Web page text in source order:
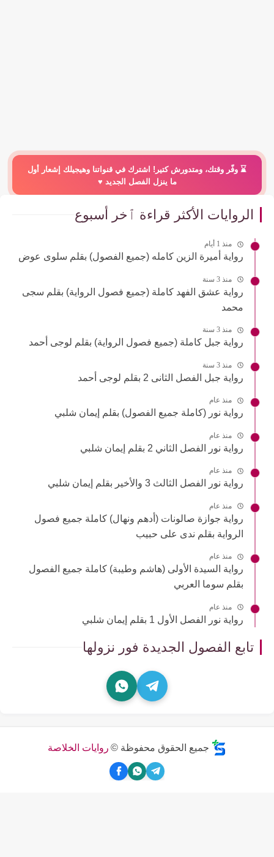
⌛️ وفّر وقتك، ومتدورش كتير! اشترك في قنواتنا وهيجيلك إشعار أول
ما ينزل الفصل الجديد ♥️
الروايات الأكثر قراءة ٱخر أسبوع
منذ 1 أيام
رواية أميرة الزين كامله (جميع الفصول) بقلم سلوى عوض
منذ 3 سنة
رواية عشق الفهد كاملة (جميع فصول الرواية) بقلم سجى
محمد
منذ 3 سنة
رواية جبل كاملة (جميع فصول الرواية) بقلم لوجى أحمد
منذ 3 سنة
رواية جبل الفصل الثانى 2 بقلم لوجى أحمد
منذ عام
رواية نور (كاملة جميع الفصول) بقلم إيمان شلبي
منذ عام
رواية نور الفصل الثاني 2 بقلم إيمان شلبي
منذ عام
رواية نور الفصل الثالث 3 والأخير بقلم إيمان شلبي
منذ عام
رواية جوازة صالونات (أدهم ونهال) كاملة جميع فصول
الرواية بقلم ندى على حبيب
منذ عام
رواية السيدة الأولى (هاشم وطيبة) كاملة جميع الفصول
بقلم سوما العربي
منذ عام
رواية نور الفصل الأول 1 بقلم إيمان شلبي
تابع الفصول الجديدة فور نزولها
جميع الحقوق محفوظة © روايات الخلاصة